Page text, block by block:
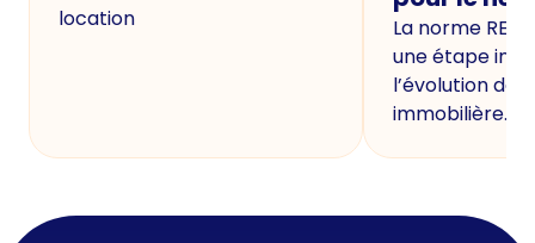
location
La norme
une étape
l’évolution de
immobilière.